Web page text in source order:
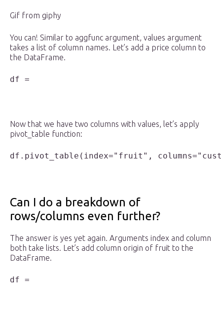
Gif from giphy
You can! Similar to aggfunc argument, values argument
takes a list of column names. Let’s add a price column to
the DataFrame.
df =
Now that we have two columns with values, let’s apply
pivot_table function:
df.pivot_table(index="fruit",
Can I do a breakdown of
rows/columns even further?
The answer is yes yet again. Arguments index and column
both take lists. Let’s add column origin of fruit to the
DataFrame.
df =